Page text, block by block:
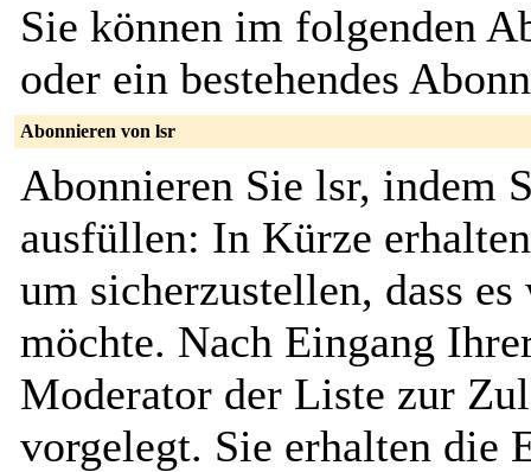
Sie können im folgenden
oder ein bestehendes
Abonnieren von lsr
Abonnieren Sie lsr, indem
ausfüllen: In Kürze
um sicherzustellen, dass
möchte. Nach Eingang
Moderator der Liste zur
vorgelegt. Sie erhalten die